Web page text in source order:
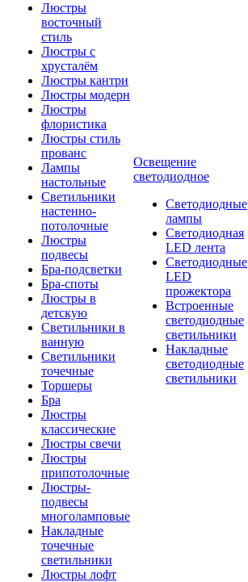
Люстры
восточный
стиль
Люстры с
хрусталём
Люстры кантри
Люстры модерн
Люстры
флористика
Люстры стиль
прованс
Лампы
настольные
Светильники
настенно-
потолочные
Люстры
подвесы
Бра-подсветки
Бра-споты
Люстры в
детскую
Светильники в
ванную
Светильники
точечные
Торшеры
Бра
Люстры
классические
Люстры свечи
Люстры
припотолочные
Люстры-
подвесы
многоламповые
Накладные
точечные
светильники
Люстры лофт
Освещение
светодиодное
Светодиодные
лампы
Светодиодная
LED лента
Светодиодные
LED
прожектора
Встроенные
светодиодные
светильники
Накладные
светодиодные
светильники